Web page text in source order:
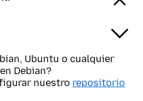
Ubuntu o cualquier
Debian?
nuestro repositorio